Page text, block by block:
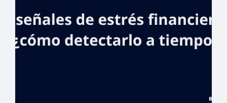
de Migración
publican cinco